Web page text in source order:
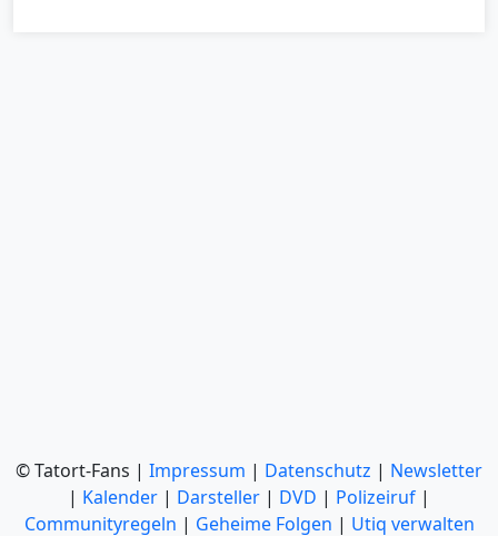
© Tatort-Fans | Impressum | Datenschutz | Newsletter
| Kalender | Darsteller | DVD | Polizeiruf |
Communityregeln | Geheime Folgen | Utiq verwalten